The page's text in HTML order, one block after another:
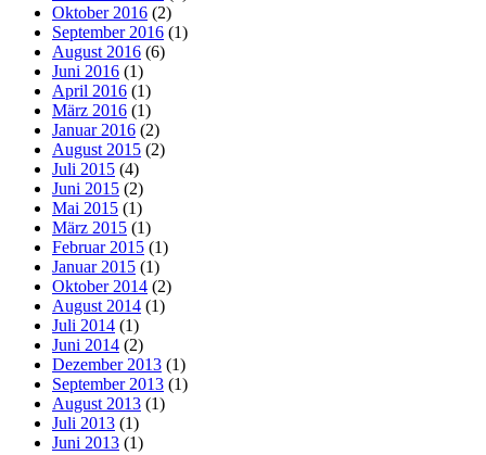
Oktober 2016 (2)
September 2016 (1)
August 2016 (6)
Juni 2016 (1)
April 2016 (1)
März 2016 (1)
Januar 2016 (2)
August 2015 (2)
Juli 2015 (4)
Juni 2015 (2)
Mai 2015 (1)
März 2015 (1)
Februar 2015 (1)
Januar 2015 (1)
Oktober 2014 (2)
August 2014 (1)
Juli 2014 (1)
Juni 2014 (2)
Dezember 2013 (1)
September 2013 (1)
August 2013 (1)
Juli 2013 (1)
Juni 2013 (1)